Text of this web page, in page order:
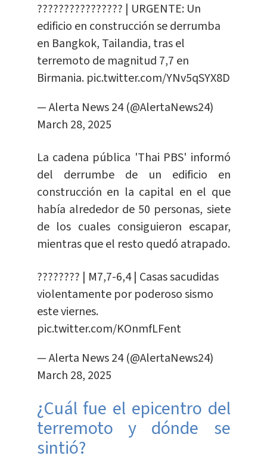
???????????????? | URGENTE: Un
edificio en construcción se derrumba
en Bangkok, Tailandia, tras el
terremoto de magnitud 7,7 en
Birmania. pic.twitter.com/YNv5qSYX8D
— Alerta News 24 (@AlertaNews24)
March 28, 2025
La cadena pública 'Thai PBS' informó
del derrumbe de un edificio en
construcción en la capital en el que
había alrededor de 50 personas, siete
de los cuales consiguieron escapar,
mientras que el resto quedó atrapado.
???????? | M7,7-6,4 | Casas sacudidas
violentamente por poderoso sismo
este viernes.
pic.twitter.com/KOnmfLFent
— Alerta News 24 (@AlertaNews24)
March 28, 2025
¿Cuál fue el epicentro del
terremoto y dónde se
sintió?